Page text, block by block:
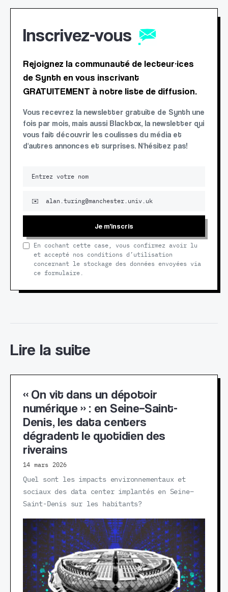
Inscrivez-vous
Rejoignez la communauté de lecteur·ices
de Synth en vous inscrivant
GRATUITEMENT à notre liste de diffusion.
Vous recevrez la newsletter gratuite de Synth une
fois par mois, mais aussi Blackbox, la newsletter qui
vous fait découvrir les coulisses du média et
d'autres annonces et surprises. N'hésitez pas!
Je m'inscris
En cochant cette case, vous confirmez avoir lu
et accepté nos conditions d’utilisation
concernant le stockage des données envoyées via
ce formulaire.
Lire la suite
« On vit dans un dépotoir
numérique » : en Seine–Saint-
Denis, les data centers
dégradent le quotidien des
riverains
14 mars 2026
Quel sont les impacts environnementaux et
sociaux des data center implantés en Seine–
Saint-Denis sur les habitants?